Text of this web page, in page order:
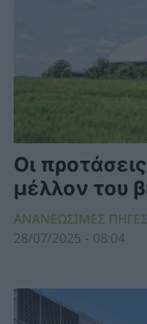
Οι
μέλλον του
ΑΝΑΝΕΩΣΙΜΕΣ
28/07/2025 - 08:04